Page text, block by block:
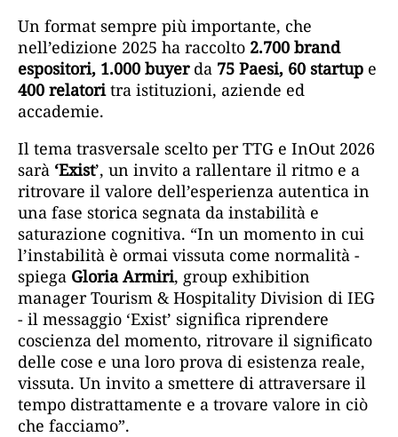
Un format sempre più importante, che
nell’edizione 2025 ha raccolto 2.700 brand
espositori, 1.000 buyer da 75 Paesi, 60 startup e
400 relatoritra istituzioni, aziende ed
accademie.
Il tema trasversale scelto per TTG e InOut 2026
sarà ‘Exist’, un invito a rallentare il ritmo e a
ritrovare il valore dell’esperienza autentica in
una fase storica segnata da instabilità e
saturazione cognitiva. “In un momento in cui
l’instabilità è ormai vissuta come normalità -
spiega Gloria Armiri, group exhibition
manager Tourism & Hospitality Division di IEG
- il messaggio ‘Exist’ significa riprendere
coscienza del momento, ritrovare il significato
delle cose e una loro prova di esistenza reale,
vissuta. Un invito a smettere di attraversare il
tempo distrattamente e a trovare valore in ciò
che facciamo”.